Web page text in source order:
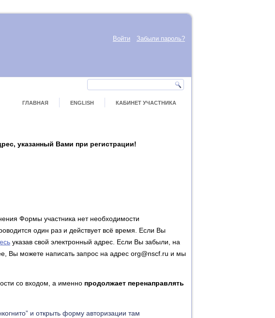
Войти Забыли пароль?
ГЛАВНАЯ ENGLISH КАБИНЕТ УЧАСТНИКА
указанный Вами при регистрации!
Формы участника нет необходимости
один раз и действует всё время. Если Вы
указав свой электронный адрес. Если Вы забыли, на
Вы можете написать запрос на адрес org@nscf.ru и мы
со входом, а именно продолжает перенаправлять
и открыть форму авторизации там